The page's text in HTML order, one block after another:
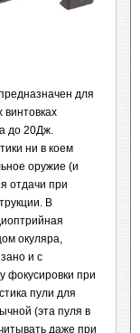
для
до 20Дж.
ни в коем
оружие (и
отдачи при
В
окуляра,
и с
фокусировки при
пули для
(эта пуля в
даже при